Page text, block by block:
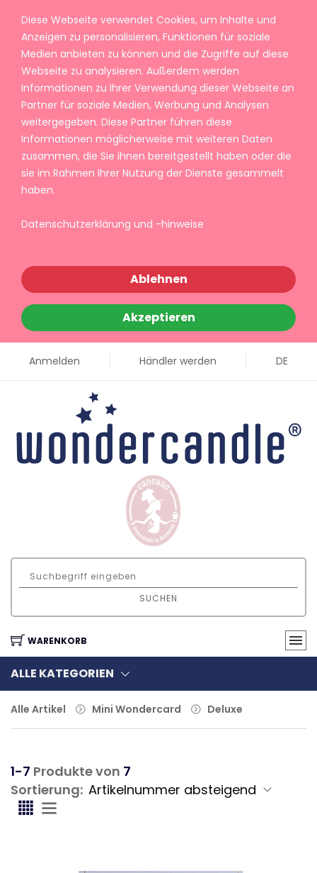
Diese Webseite verwendet Cookies, um Inhalte und
Anzeigen zu personalisieren, Funktionen für soziale
Medien anbieten zu können und die Zugriffe auf diese
Webseite zu analysieren. Außerdem werden
Informationen zu Ihrer Verwendung dieser Webseite an
Partner für soziale Medien, Werbung und Analysen
weitergegeben. Diese Partner führen diese
Informationen möglicherweise mit weiteren Daten
zusammen, die Sie ihnen bereitgestellt haben oder die
sie im Rahmen Ihrer Nutzung der Dienste gesammelt
haben.
Datenschutzerklärung und -hinweise
Ablehnen
Akzeptieren
Anmelden Händler werden DE
SUCHEN
WARENKORB
ALLE KATEGORIEN
Alle Artikel Mini Wondercard Deluxe
1-7 Produkte von 7
Sortierung: